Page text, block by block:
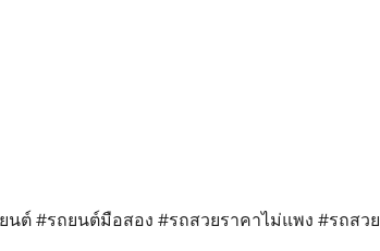
ต์ #รถยนต์มือสอง #รถสวยราคาไม่แพง #รถสวย